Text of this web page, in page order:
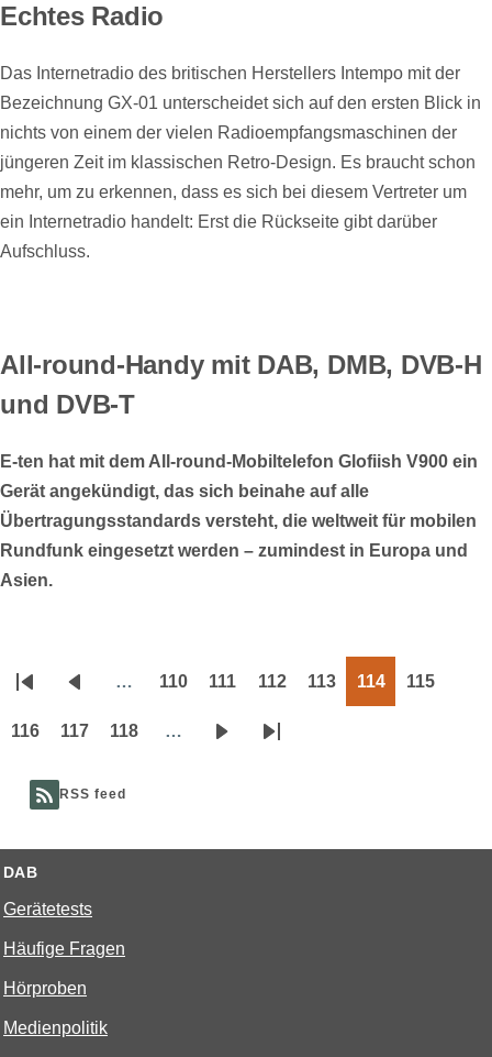
Echtes Radio
Das Internetradio des britischen Herstellers Intempo mit der
Bezeichnung GX-01 unterscheidet sich auf den ersten Blick in
nichts von einem der vielen Radioempfangsmaschinen der
jüngeren Zeit im klassischen Retro-Design. Es braucht schon
mehr, um zu erkennen, dass es sich bei diesem Vertreter um
ein Internetradio handelt: Erst die Rückseite gibt darüber
Aufschluss.
All-round-Handy mit DAB, DMB, DVB-H
und DVB-T
E-ten hat mit dem All-round-Mobiltelefon Glofiish V900 ein
Gerät angekündigt, das sich beinahe auf alle
Übertragungsstandards versteht, die weltweit für mobilen
Rundfunk eingesetzt werden – zumindest in Europa und
Asien.
Seitennummerierung
Erste
Seite
Vorherige
Seite
… 110 111 112 113 114 115
116 117 118 …
NächsteLetzte
RSS feed
DAB
Gerätetests
Häufige Fragen
Hörproben
Medienpolitik